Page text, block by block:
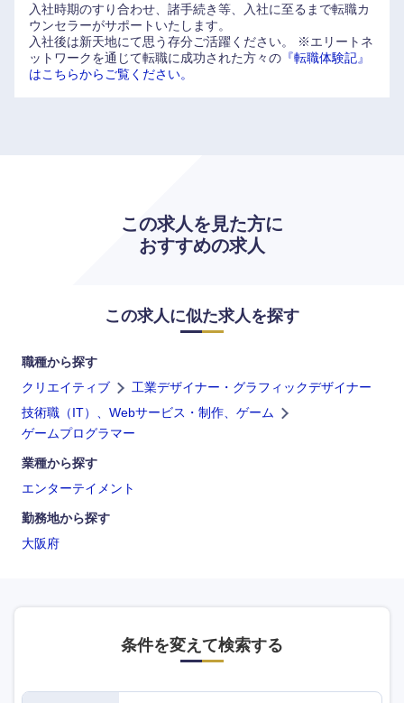
入社時期のすり合わせ、諸手続き等、入社に至るまで転職カ
ウンセラーがサポートいたします。
入社後は新天地にて思う存分ご活躍ください。
※エリートネ
ットワークを通じて転職に成功された方々の 『転職体験記』
はこちらからご覧ください。
この求人を見た方に
おすすめの求人
この求人に似た求人を探す
職種から探す
クリエイティブ
工業デザイナー・グラフィックデザイナー
技術職（IT）、Webサービス・制作、ゲーム
ゲームプログラマー
業種から探す
エンターテイメント
勤務地から探す
大阪府
条件を変えて検索する
福岡県 佐賀県
大分県